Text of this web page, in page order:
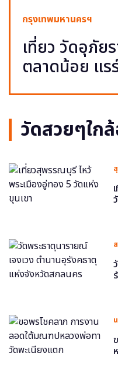
กรุงเทพมหานครฯ
เที่ยว วัดอุภัย
ตลาดน้อย แร
วัดสวยๆใก